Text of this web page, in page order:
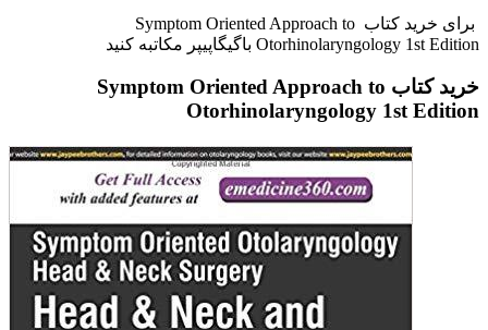
برای خرید کتاب Symptom Oriented Approach to
Otorhinolaryngology 1st Edition باگیگاپیپر مکاتبه کنید
خرید کتاب Symptom Oriented Approach to
Otorhinolaryngology 1st Edition